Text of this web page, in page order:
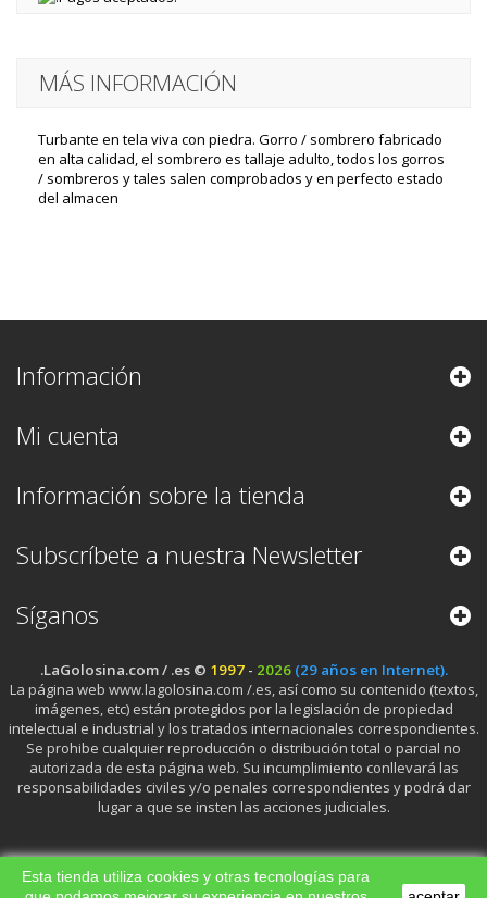
MÁS INFORMACIÓN
Turbante en tela viva con piedra. Gorro / sombrero fabricado
en alta calidad, el sombrero es tallaje adulto, todos los gorros
/ sombreros y tales salen comprobados y en perfecto estado
del almacen
Información
Mi cuenta
Información sobre la tienda
Subscríbete a nuestra Newsletter
Síganos
.LaGolosina.com / .es © 1997- 2026 (29 años en Internet).
La página web www.lagolosina.com /.es, así como su contenido (textos,
imágenes, etc) están protegidos por la legislación de propiedad
intelectual e industrial y los tratados internacionales correspondientes.
Se prohibe cualquier reproducción o distribución total o parcial no
autorizada de esta página web. Su incumplimiento conllevará las
responsabilidades civiles y/o penales correspondientes y podrá dar
lugar a que se insten las acciones judiciales.
Esta tienda utiliza cookies y otras tecnologías para